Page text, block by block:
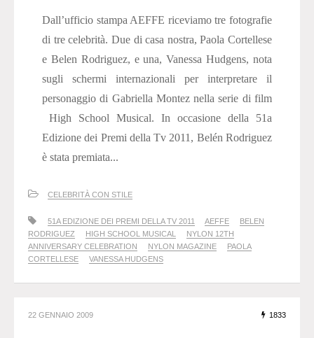
Dall’ufficio stampa AEFFE riceviamo tre fotografie
di tre celebrità. Due di casa nostra, Paola Cortellese
e Belen Rodriguez, e una, Vanessa Hudgens, nota
sugli schermi internazionali per interpretare il
personaggio di Gabriella Montez nella serie di film
High School Musical. In occasione della 51a
Edizione dei Premi della Tv 2011, Belén Rodriguez
è stata premiata...
CELEBRITÀ CON STILE
51A EDIZIONE DEI PREMI DELLA TV 2011 AEFFE
BELEN
RODRIGUEZ
HIGH SCHOOL MUSICAL
NYLON 12TH
ANNIVERSARY CELEBRATION
NYLON MAGAZINE
PAOLA
CORTELLESE
VANESSA HUDGENS
22 GENNAIO 2009 1833